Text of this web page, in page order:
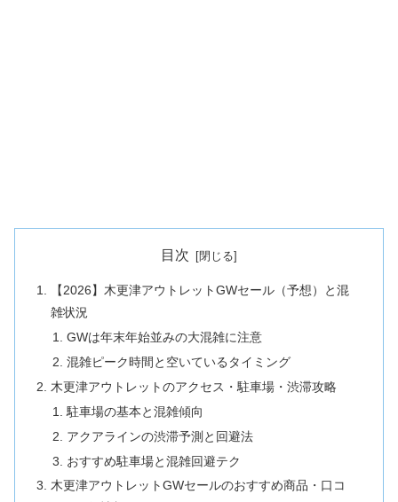
目次
【2026】木更津アウトレットGWセール（予想）と混
雑状況
GWは年末年始並みの大混雑に注意
混雑ピーク時間と空いているタイミング
木更津アウトレットのアクセス・駐車場・渋滞攻略
駐車場の基本と混雑傾向
アクアラインの渋滞予測と回避法
おすすめ駐車場と混雑回避テク
木更津アウトレットGWセールのおすすめ商品・口コ